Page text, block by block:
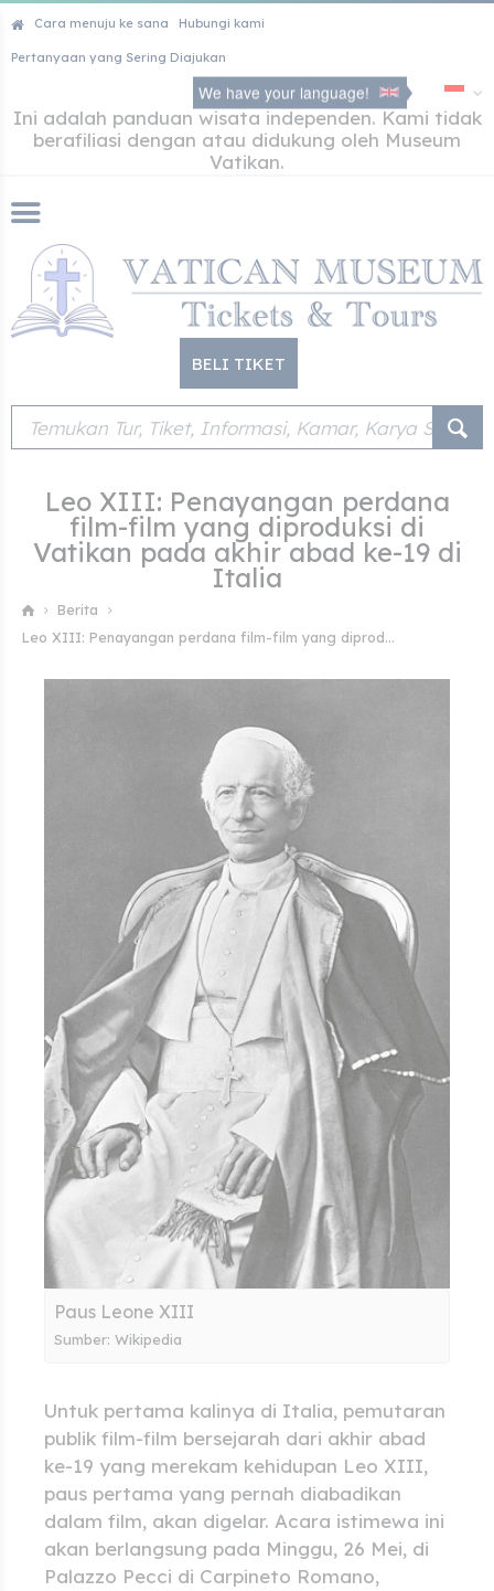
Cara menuju ke sana Hubungi kami
Pertanyaan yang Sering Diajukan
We have your language!
Ini adalah panduan wisata independen. Kami tidak
berafiliasi dengan atau didukung oleh Museum
Vatikan.
BELI TIKET
Leo XIII: Penayangan perdana
film-film yang diproduksi di
Vatikan pada akhir abad ke-19 di
Italia
Berita
Leo XIII: Penayangan perdana film-film yang diprod...
Paus Leone XIII
Sumber: Wikipedia
Untuk pertama kalinya di Italia, pemutaran
publik film-film bersejarah dari akhir abad
ke-19 yang merekam kehidupan Leo XIII,
paus pertama yang pernah diabadikan
dalam film, akan digelar. Acara istimewa ini
akan berlangsung pada Minggu, 26 Mei, di
Palazzo Pecci di Carpineto Romano,